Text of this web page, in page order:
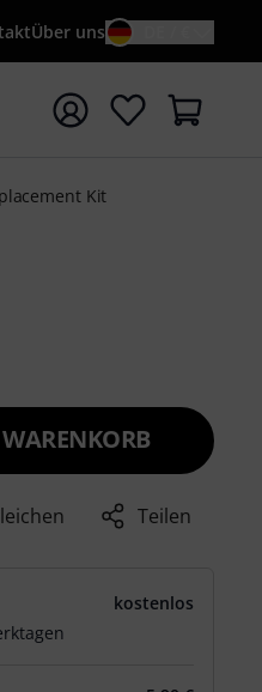
Über uns
Kit
Teilen
kostenlos